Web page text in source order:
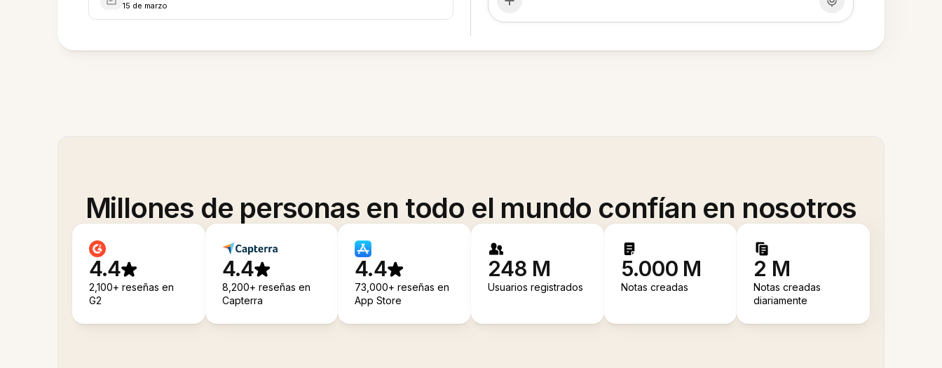
15 de marzo
Millones de personas en todo el mundo confían en nosotros
4.4
2,100+ reseñas en
G2
4.4
8,200+ reseñas en
Capterra
4.4
73,000+ reseñas en
App Store
248 M
Usuarios registrados
5.000 M
Notas creadas
2 M
Notas creadas
diariamente